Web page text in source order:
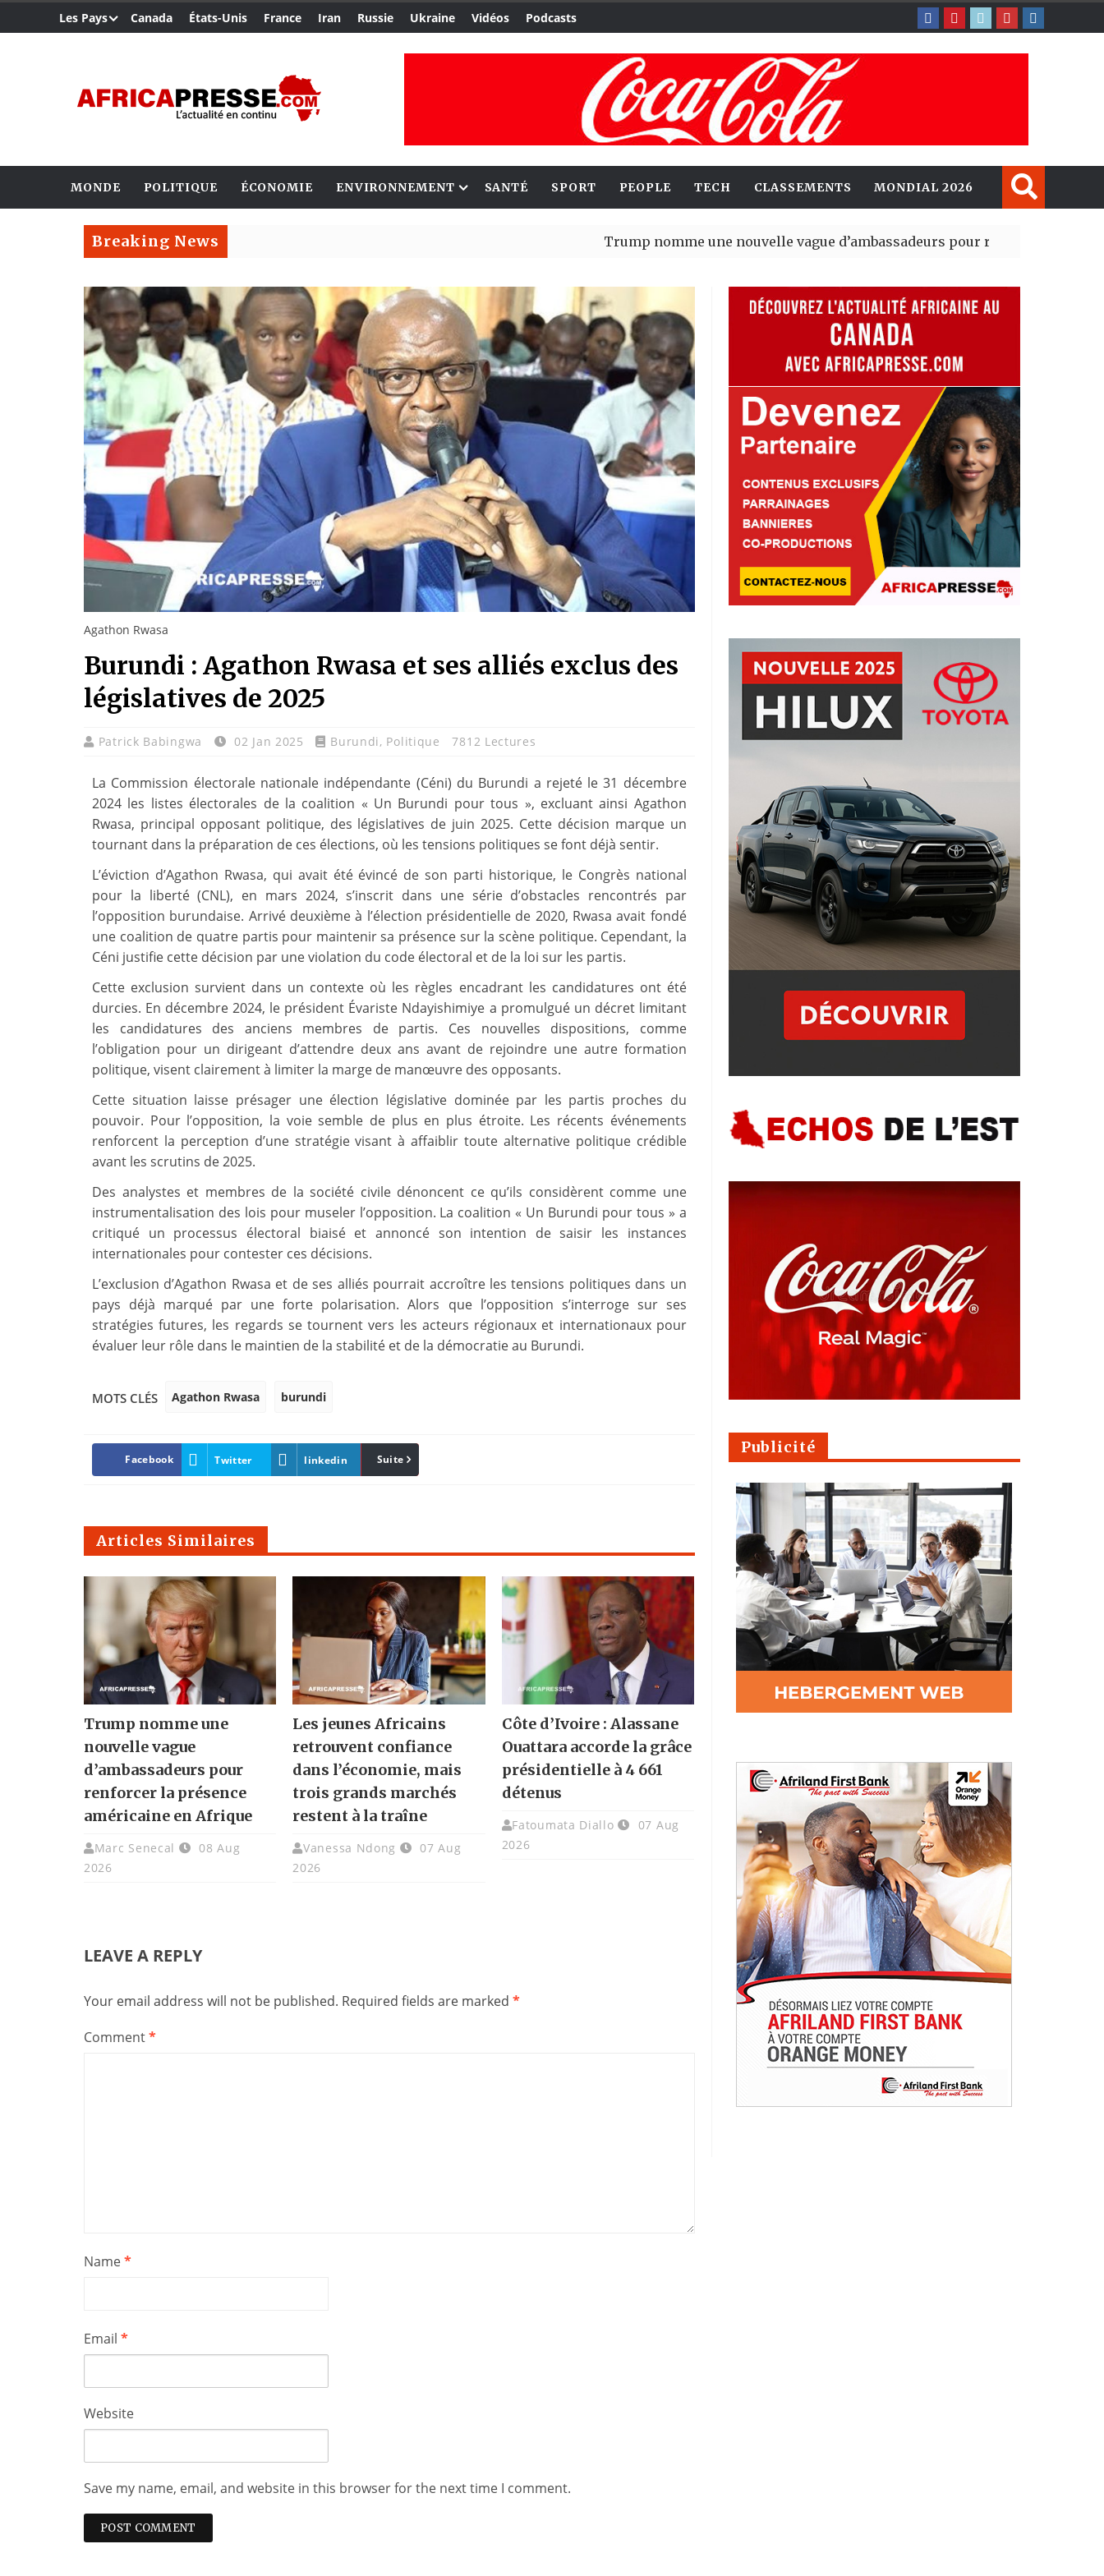
Les Pays Canada États-Unis France Iran Russie Ukraine Vidéos Podcasts
MONDE POLITIQUE ÉCONOMIE ENVIRONNEMENT SANTÉ SPORT PEOPLE TECH CLASSEMENTS MONDIAL 2026
Breaking News Trump nomme une nouvelle vague d’ambassadeurs pour renforcer la présence
Agathon Rwasa
Burundi : Agathon Rwasa et ses alliés exclus des
législatives de 2025
Patrick Babingwa 02 Jan 2025 Burundi, Politique 7812 Lectures
La Commission électorale nationale indépendante (Céni) du Burundi a rejeté le 31 décembre
2024 les listes électorales de la coalition « Un Burundi pour tous », excluant ainsi Agathon
Rwasa, principal opposant politique, des législatives de juin 2025. Cette décision marque un
tournant dans la préparation de ces élections, où les tensions politiques se font déjà sentir.
L’éviction d’Agathon Rwasa, qui avait été évincé de son parti historique, le Congrès national
pour la liberté (CNL), en mars 2024, s’inscrit dans une série d’obstacles rencontrés par
l’opposition burundaise. Arrivé deuxième à l’élection présidentielle de 2020, Rwasa avait fondé
une coalition de quatre partis pour maintenir sa présence sur la scène politique. Cependant, la
Céni justifie cette décision par une violation du code électoral et de la loi sur les partis.
Cette exclusion survient dans un contexte où les règles encadrant les candidatures ont été
durcies. En décembre 2024, le président Évariste Ndayishimiye a promulgué un décret limitant
les candidatures des anciens membres de partis. Ces nouvelles dispositions, comme
l’obligation pour un dirigeant d’attendre deux ans avant de rejoindre une autre formation
politique, visent clairement à limiter la marge de manœuvre des opposants.
Cette situation laisse présager une élection législative dominée par les partis proches du
pouvoir. Pour l’opposition, la voie semble de plus en plus étroite. Les récents événements
renforcent la perception d’une stratégie visant à affaiblir toute alternative politique crédible
avant les scrutins de 2025.
Des analystes et membres de la société civile dénoncent ce qu’ils considèrent comme une
instrumentalisation des lois pour museler l’opposition. La coalition « Un Burundi pour tous » a
critiqué un processus électoral biaisé et annoncé son intention de saisir les instances
internationales pour contester ces décisions.
L’exclusion d’Agathon Rwasa et de ses alliés pourrait accroître les tensions politiques dans un
pays déjà marqué par une forte polarisation. Alors que l’opposition s’interroge sur ses
stratégies futures, les regards se tournent vers les acteurs régionaux et internationaux pour
évaluer leur rôle dans le maintien de la stabilité et de la démocratie au Burundi.
MOTS CLÉS Agathon Rwasa burundi
Facebook Twitter linkedin Pinterest
Suite
Articles Similaires
Trump nomme une
nouvelle vague
d’ambassadeurs pour
renforcer la présence
américaine en Afrique
Marc Senecal
08 Aug
2026
Les jeunes Africains
retrouvent confiance
dans l’économie, mais
trois grands marchés
restent à la traîne
Vanessa Ndong
07 Aug
2026
Côte d’Ivoire : Alassane
Ouattara accorde la grâce
présidentielle à 4 661
détenus
Fatoumata Diallo
07 Aug
2026
LEAVE A REPLY
Your email address will not be published. Required fields are marked *
Comment*
Name*
Email *
Website
Save my name, email, and website in this browser for the next time I comment.
Publicité